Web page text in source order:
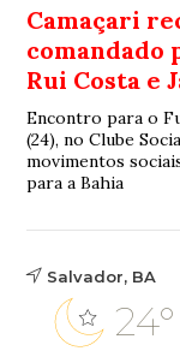
Camaçari
comandado
Rui Costa e
Encontro para o
(24), no Clube
movimentos
para a Bahia
Salvador, BA
24°